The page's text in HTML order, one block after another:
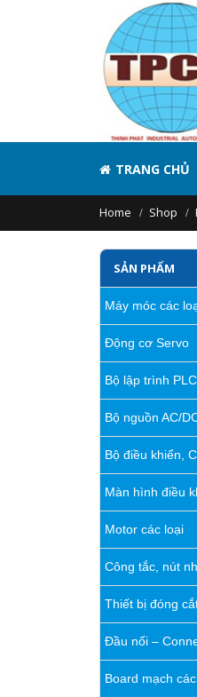
TRANG CHỦ
Home Shop
SẢN PHẨM
Máy móc các
Động cơ Servo
Bộ lập trình PLC
Bộ nguồn AC/
Bộ điều khiển,
Màn hình điều
Motor các loại
Công tắc, nút
Thiết bị đóng
Đầu nối –
Board mạch